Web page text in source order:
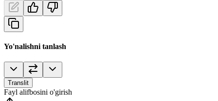
Yo'nalishni tanlash
Translit
Fayl alifbosini o'girish